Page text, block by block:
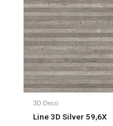
3D Deco
Line 3D Silver 59,6X